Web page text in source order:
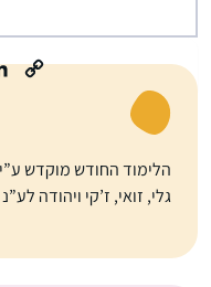
הלימוד החודש מוקדש ע”י
גלי, זואי, ז’קי ויהודה